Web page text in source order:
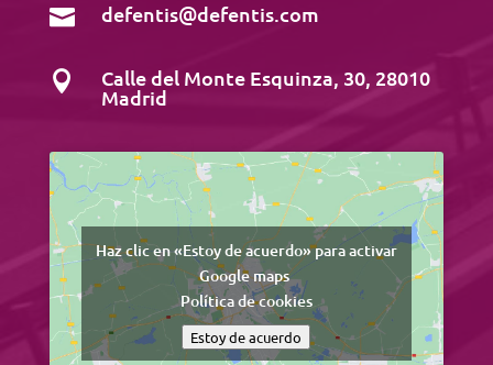
 defentis@defentis.com
 Calle del Monte Esquinza, 30, 28010
Madrid
Haz clic en «Estoy de acuerdo» para activar
Google maps
Política de cookies
Estoy de acuerdo